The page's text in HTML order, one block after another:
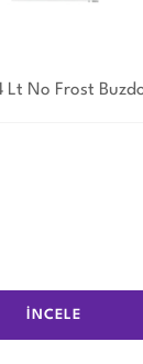
Lt No Frost
İNCELE